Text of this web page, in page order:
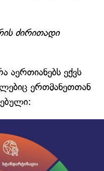
ძირითადი
აერთიანებს ექვს
ერთმანეთთან